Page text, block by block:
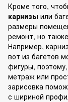
Кроме того,
карнизы или
размеры
ремонт, но
Например,
вот из багетов
фигуры,
метраж или
зарисовка
с шириной